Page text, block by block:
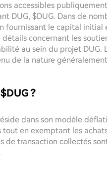
accessibles
DUG, $DUG. Dans de
fournissant le capital
concernant les
au sein du projet DUG.
de la nature
?
dans son modèle
en exemptant les
de transaction collectés